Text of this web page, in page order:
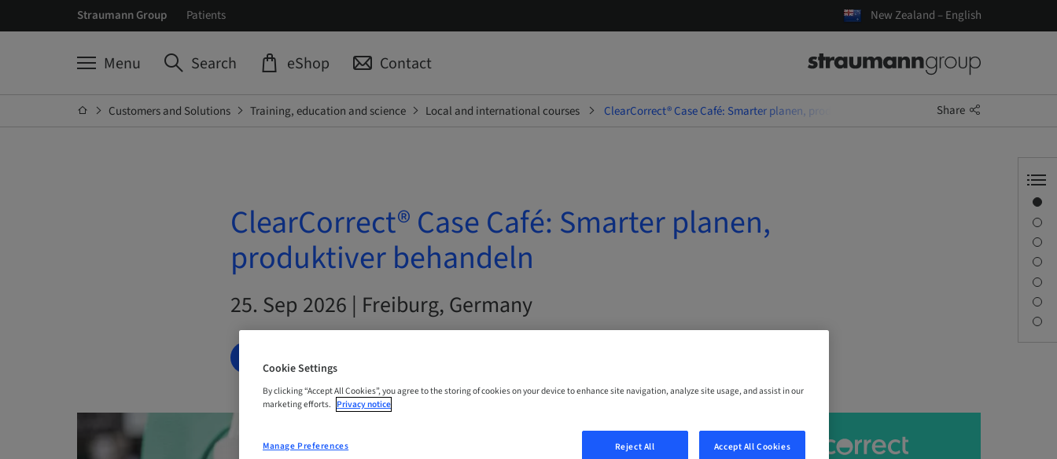
Straumann Group Patients New Zealand – English
Menu Search eShop Contact
Customers and Solutions Training, education and science Local and international courses ClearCorrect® Case Café: Smarter planen, produktiver behandeln Share
ClearCorrect® Case Café: Smarter planen,
produktiver behandeln
25. Sep 2026 | Freiburg, Germany
Cookie Settings
By clicking “Accept All Cookies”, you agree to the storing of cookies on your device to enhance site navigation, analyze site usage, and assist in our
marketing efforts. Privacy notice
Reject All Accept All Cookies
Manage Preferences